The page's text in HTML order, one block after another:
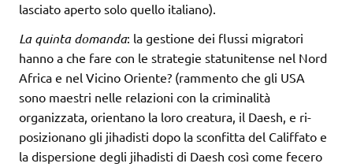
lasciato aperto solo quello italiano).
La quinta domanda: la gestione dei flussi migratori
hanno a che fare con le strategie statunitense nel Nord
Africa e nel Vicino Oriente? (rammento che gli USA
sono maestri nelle relazioni con la criminalità
organizzata, orientano la loro creatura, il Daesh, e ri-
posizionano gli jihadisti dopo la sconfitta del Califfato e
la dispersione degli jihadisti di Daesh così come fecero